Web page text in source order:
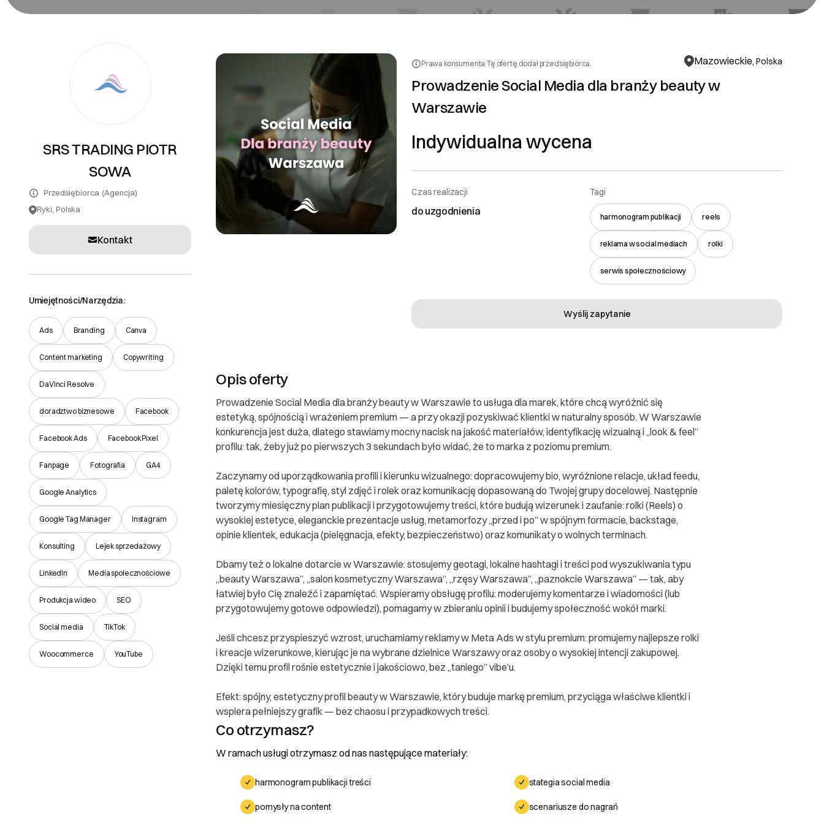
PR
Systemy teleinformatyczne
SRS TRADING PIOTR
SOWA
Przedsiębiorca (Agencja)
Ryki, Polska
Kontakt
Umiejętności/Narzędzia:
Ads Branding Canva
Content marketing Copywriting
DaVinci Resolve
doradztwo biznesowe Facebook
Facebook Ads Facebook Pixel
Fanpage Fotografia GA4
Google Analytics
Google Tag Manager Instagram
Konsulting Lejek sprzedażowy
LinkedIn Media społecznościowe
Produkcja wideo SEO
Social media TikTok
Woocommerce YouTube
Poznaj
Prawa konsumenta:Tę ofertę dodał przedsiębiorca. Mazowieckie,Polska
Prowadzenie Social Media dla branży beauty w
Warszawie
Indywidualna wycena
Czas realizacji
do uzgodnienia
Tagi
harmonogram publikacji reels
reklama w social mediach rolki
serwis społecznościowy
Wyślij zapytanie
Opis oferty
Prowadzenie Social Media dla branży beauty w Warszawie to usługa dla marek, które chcą wyróżnić się
estetyką, spójnością i wrażeniem premium — a przy okazji pozyskiwać klientki w naturalny sposób. W Warszawie
konkurencja jest duża, dlatego stawiamy mocny nacisk na jakość materiałów, identyfikację wizualną i „look & feel”
profilu: tak, żeby już po pierwszych 3 sekundach było widać, że to marka z poziomu premium.
Zaczynamy od uporządkowania profili i kierunku wizualnego: dopracowujemy bio, wyróżnione relacje, układ feedu,
paletę kolorów, typografię, styl zdjęć i rolek oraz komunikację dopasowaną do Twojej grupy docelowej. Następnie
tworzymy miesięczny plan publikacji i przygotowujemy treści, które budują wizerunek i zaufanie: rolki (Reels) o
wysokiej estetyce, eleganckie prezentacje usług, metamorfozy „przed i po” w spójnym formacie, backstage,
opinie klientek, edukacja (pielęgnacja, efekty, bezpieczeństwo) oraz komunikaty o wolnych terminach.
Dbamy też o lokalne dotarcie w Warszawie: stosujemy geotagi, lokalne hashtagi i treści pod wyszukiwania typu
„beauty Warszawa”, „salon kosmetyczny Warszawa”, „rzęsy Warszawa”, „paznokcie Warszawa” — tak, aby
łatwiej było Cię znaleźć i zapamiętać. Wspieramy obsługę profilu: moderujemy komentarze i wiadomości (lub
przygotowujemy gotowe odpowiedzi), pomagamy w zbieraniu opinii i budujemy społeczność wokół marki.
Jeśli chcesz przyspieszyć wzrost, uruchamiamy reklamy w Meta Ads w stylu premium: promujemy najlepsze rolki
i kreacje wizerunkowe, kierując je na wybrane dzielnice Warszawy oraz osoby o wysokiej intencji zakupowej.
Dzięki temu profil rośnie estetycznie i jakościowo, bez „taniego” vibe’u.
Efekt: spójny, estetyczny profil beauty w Warszawie, który buduje markę premium, przyciąga właściwe klientki i
wspiera pełniejszy grafik — bez chaosu i przypadkowych treści.
Co otrzymasz?
W ramach usługi otrzymasz od nas następujące materiały:
harmonogram publikacji treści stategia social media
pomysły na content scenariusze do nagrań